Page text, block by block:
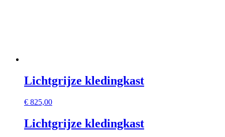
Lichtgrijze kledingkast
€ 825,00
Lichtgrijze kledingkast